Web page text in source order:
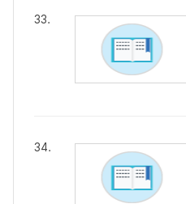
33.
34.